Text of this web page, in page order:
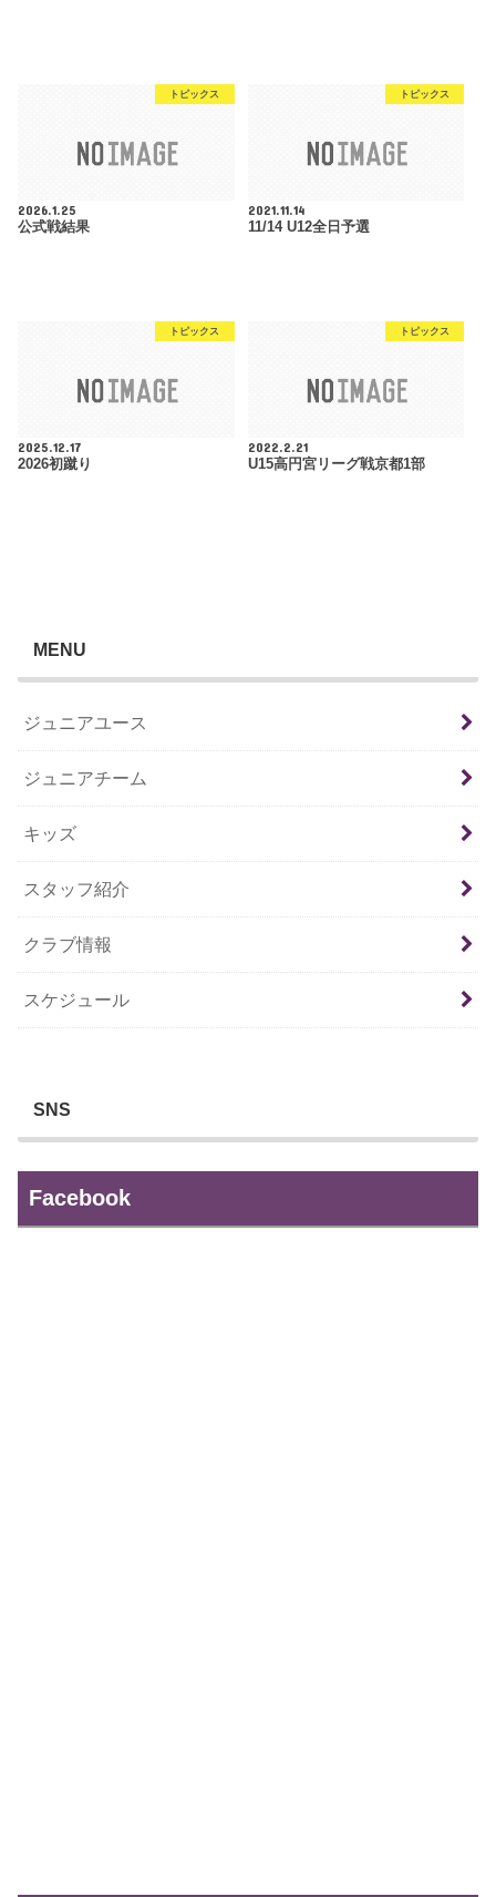
トピックス
2026.1.25
公式戦結果
トピックス
2021.11.14
11/14 U12全日予選
トピックス
2025.12.17
2026初蹴り
トピックス
2022.2.21
U15高円宮リーグ戦京都1部
MENU
ジュニアユース
ジュニアチーム
キッズ
スタッフ紹介
クラブ情報
スケジュール
SNS
Facebook